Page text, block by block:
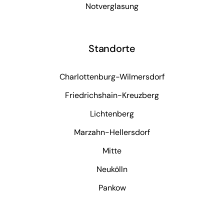
Notverglasung
Standorte
Charlottenburg-Wilmersdorf
Friedrichshain-Kreuzberg
Lichtenberg
Marzahn-Hellersdorf
Mitte
Neukölln
Pankow